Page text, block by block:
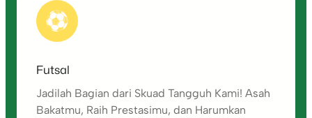
Futsal
Jadilah Bagian dari Skuad Tangguh Kami! Asah
Bakatmu, Raih Prestasimu, dan Harumkan